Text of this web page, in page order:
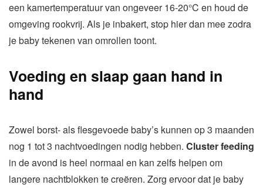
een kamertemperatuur van ongeveer 16-20°C en houd de
omgeving rookvrij. Als je inbakert, stop hier dan mee zodra
je baby tekenen van omrollen toont.
Voeding en slaap gaan hand in
hand
Zowel borst- als flesgevoede baby’s kunnen op 3 maanden
nog 1 tot 3 nachtvoedingen nodig hebben. Cluster feeding
in de avond is heel normaal en kan zelfs helpen om
langere nachtblokken te creëren. Zorg ervoor dat je baby